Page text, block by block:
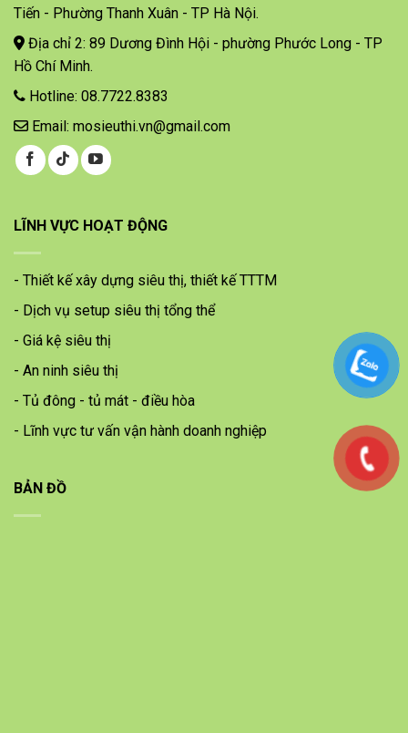
Tiến - Phường Thanh Xuân - TP Hà Nội.
Địa chỉ 2: 89 Dương Đình Hội - phường Phước Long - TP
Hồ Chí Minh.
Hotline: 08.7722.8383
Email: mosieuthi.vn@gmail.com
LĨNH VỰC HOẠT ĐỘNG
- Thiết kế xây dựng siêu thị, thiết kế TTTM
- Dịch vụ setup siêu thị tổng thể
- Giá kệ siêu thị
- An ninh siêu thị
- Tủ đông - tủ mát - điều hòa
- Lĩnh vực tư vấn vận hành doanh nghiệp
BẢN ĐỒ